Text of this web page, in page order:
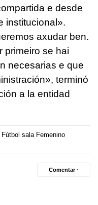
e desde
institucional».
axudar ben.
primeiro se hai
necesarias e que
, terminó
a la entidad
Fútbol sala Femenino
Comentar ·